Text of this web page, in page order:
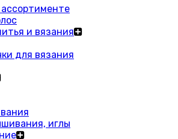
и вязания
для вязания
иглы